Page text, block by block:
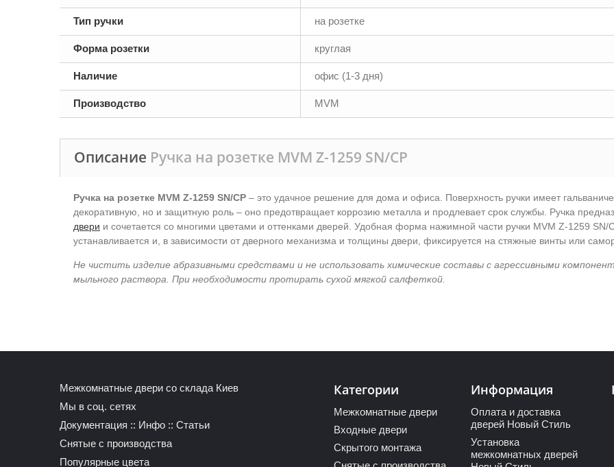
Тип ручки на розетке
Форма розетки круглая
Наличие офис (1-3 дня)
Производство MVM
Описание Ручка на розетке MVM Z-1259 SN/CР
Ручка на розетке MVM Z-1259 SN/CР – это удачное решение для дома и офиса. Поверхность ручки имеет
декоративную, но и защитную роль – оно предотвращает коррозию металла и продлевает срок службы. Ручка
двери и сочетается со многими цветами и оттенками дверей. Удобная форма нажимной части ручки MVM Z-1259 SN/
устанавливается и, в зависимости от дверного механизма и толщины двери, фиксируется на стяжные винты или
Не чистить изделие абразивными средствами и не использовать химические составы с агрессивными
мыльного раствора. При необходимости протирать сухой мягкой салфеткой.
Межкомнатные двери со склада Киев
Мы в соц. сетях
Документация :: Инфо :: Статьи
Снятые с производства
Популярные цвета
Категории
Межкомнатные двери
Входные двери
Скрытого монтажа
Информация
Оплата и доставка
дверей Новый Стиль
Установка
межкомнатных дверей